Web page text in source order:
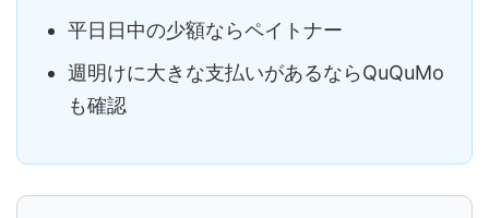
平日日中の少額ならペイトナー
週明けに大きな支払いがあるならQuQuMo
も確認